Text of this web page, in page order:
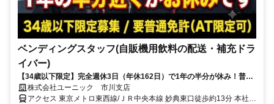
ベンディングスタッフ(自販機用飲料の配送・補充ドラ
イバー)
【34歳以下限定】完全週休3日（年休162日）で1年の半分が休み！普通
免許があれば9割が未経験スタート。夜勤なしのルート配送です！
株式会社ユーニック 市川支店
アクセス 東京メトロ東西線/ＪＲ中央本線 妙典東口徒歩約13分 本社所